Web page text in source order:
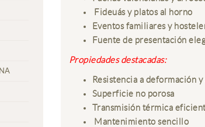
Fideuás y platos al horno
Eventos familiares y
Fuente de presentación
Propiedades destacadas:
Resistencia a deformación
Superficie no porosa
Transmisión térmica
Mantenimiento sencillo